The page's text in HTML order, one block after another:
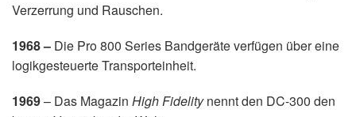
Verzerrung und Rauschen.
1968 – Die Pro 800 Series Bandgeräte verfügen über eine
logikgesteuerte Transporteinheit.
1969– Das Magazin High Fidelitynennt den DC-300 den